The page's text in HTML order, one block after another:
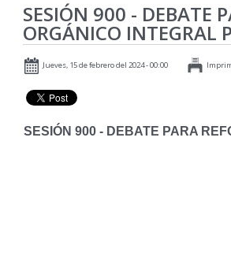
SESIÓN 900 - DEBATE
ORGÁNICO INTEGRAL
Jueves, 15 de febrero del 2024 - 00:00
SESIÓN 900 - DEBATE PARA